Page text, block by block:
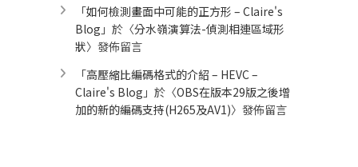
「如何檢測畫面中可能的正方形 – Claire's
Blog 」於〈分水嶺演算法-偵測相連區域形
狀〉發佈留言
「高壓縮比編碼格式的介紹 – HEVC –
Claire's Blog 」於〈OBS在版本29版之後增
加的新的編碼支持(H265及AV1)〉發佈留言